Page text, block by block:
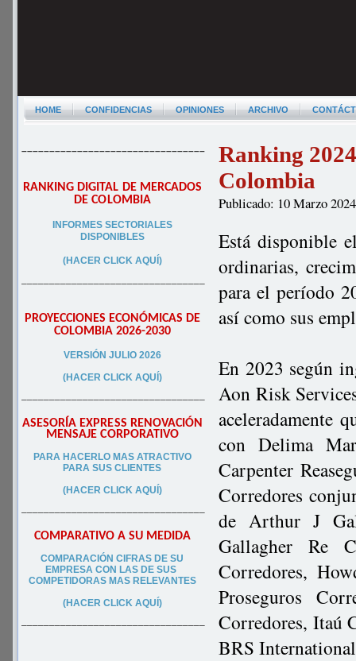
HOME CONFIDENCIAS OPINIONES ARCHIVO
–––––––––––––––––––––––––––––––––
RANKING DIGITAL DE MERCADOS
DE COLOMBIA
INFORMES SECTORIALES
DISPONIBLES
(HACER CLICK AQUÍ)
–––––––––––––––––––––––––––––––––
PROYECCIONES ECONÓMICAS DE
COLOMBIA 2026-2030
VERSIÓN JULIO 2026
(HACER CLICK AQUÍ)
–––––––––––––––––––––––––––––––––
ASESORÍA EXPRESS RENOVACIÓN
MENSAJE CORPORATIVO
PARA HACERLO MAS ATRACTIVO
PARA SUS CLIENTES
(HACER CLICK AQUÍ)
–––––––––––––––––––––––––––––––––
COMPARATIVO A SU MEDIDA
COMPARACIÓN CIFRAS DE SU
EMPRESA CON LAS DE SUS
COMPETIDORAS MAS RELEVANTES
(HACER CLICK AQUÍ)
–––––––––––––––––––––––––––––––––
Ranking
Colombia
Publicado: 10 Marzo 2024
Está disponible
ordinarias,
para el período
así como sus
En 2023 según
Aon Risk
aceleradamente
con Delima
Carpenter
Corredores
de Arthur J
Gallagher Re
Corredores,
Proseguros
Corredores, Itaú
BRS